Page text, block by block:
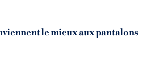
le mieux aux pantalons